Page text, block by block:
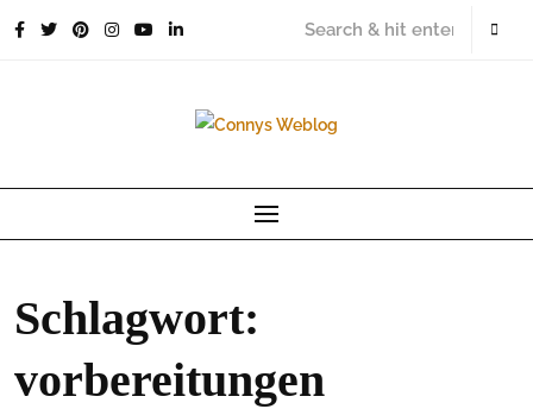
Schlagwort:
vorbereitungen